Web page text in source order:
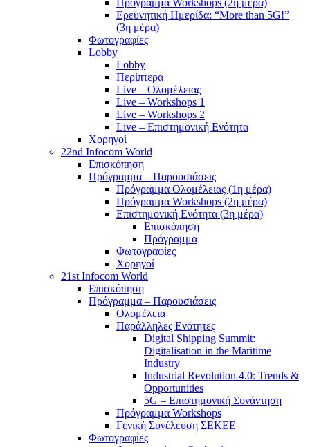
Πρόγραμμα Workshops (2η μέρα)
Ερευνητική Ημερίδα: “More than 5G!”
(3η μέρα)
Φωτογραφίες
Lobby
Lobby
Περίπτερα
Live – Ολομέλειας
Live – Workshops 1
Live – Workshops 2
Live – Επιστημονική Ενότητα
Χορηγοί
22nd Infocom World
Επισκόπηση
Πρόγραμμα – Παρουσιάσεις
Πρόγραμμα Ολομέλειας (1η μέρα)
Πρόγραμμα Workshops (2η μέρα)
Επιστημονική Ενότητα (3η μέρα)
Επισκόπηση
Πρόγραμμα
Φωτογραφίες
Χορηγοί
21st Infocom World
Επισκόπηση
Πρόγραμμα – Παρουσιάσεις
Ολομέλεια
Παράλληλες Ενότητες
Digital Shipping Summit:
Digitalisation in the Maritime
Industry
Industrial Revolution 4.0: Trends &
Opportunities
5G – Επιστημονική Συνάντηση
Πρόγραμμα Workshops
Γενική Συνέλευση ΣΕΚΕΕ
Φωτογραφίες